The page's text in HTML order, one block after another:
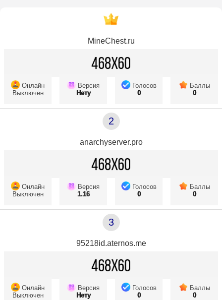
MineChest.ru
Онлайн
Выключен
Версия
Нету
Голосов
0
Баллы
0
2
anarchyserver.pro
Онлайн
Выключен
Версия
1.16
Голосов
0
Баллы
0
3
95218id.aternos.me
Онлайн
Выключен
Версия
Нету
Голосов
0
Баллы
0